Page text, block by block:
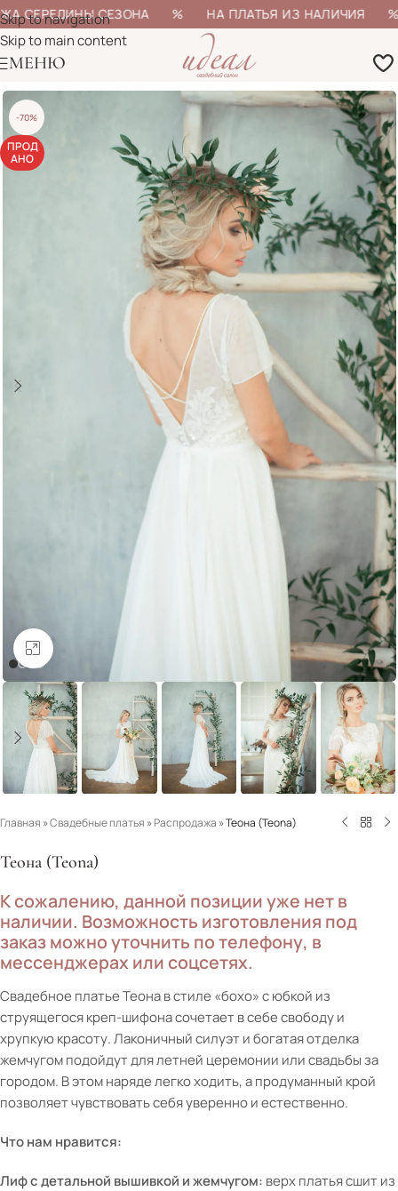
СЕРЕДИНЫ СЕЗОНА % НА ПЛАТЬЯ ИЗ НАЛИЧИЯ %
Skip to navigation
Skip to main content
МЕНЮ
-70%
ПРОД
АНО
Увеличить
Главная »Свадебные платья »Распродажа »Теона (Teona)
Теона (Teona)
К сожалению, данной позиции уже нет в
наличии. Возможность изготовления под
заказ можно уточнить по телефону, в
мессенджерах или соцсетях.
Свадебное платье Теона в стиле «бохо» с юбкой из
струящегося креп-шифона сочетает в себе свободу и
хрупкую красоту. Лаконичный силуэт и богатая отделка
жемчугом подойдут для летней церемонии или свадьбы за
городом. В этом наряде легко ходить, а продуманный крой
позволяет чувствовать себя уверенно и естественно.
Что нам нравится:
Лиф с детальной вышивкой и жемчугом: верх платья сшит из